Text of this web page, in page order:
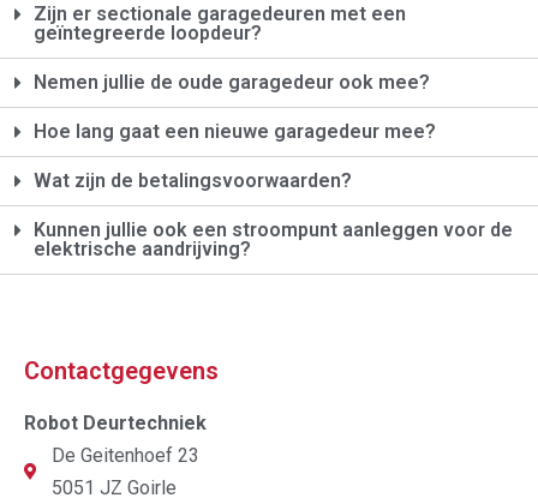
Zijn er sectionale garagedeuren met een
geïntegreerde loopdeur?
Nemen jullie de oude garagedeur ook mee?
Hoe lang gaat een nieuwe garagedeur mee?
Wat zijn de betalingsvoorwaarden?
Kunnen jullie ook een stroompunt aanleggen voor de
elektrische aandrijving?
Contactgegevens
Robot Deurtechniek
De Geitenhoef 23
5051 JZ Goirle